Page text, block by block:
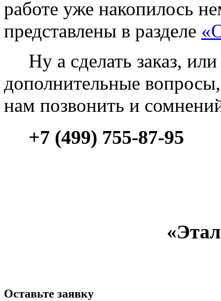
работе уже накопилось
представлены в разделе
Ну а сделать заказ, или
дополнительные вопросы,
нам позвонить и
+7 (499) 755-87-95
­Оставьте заявку